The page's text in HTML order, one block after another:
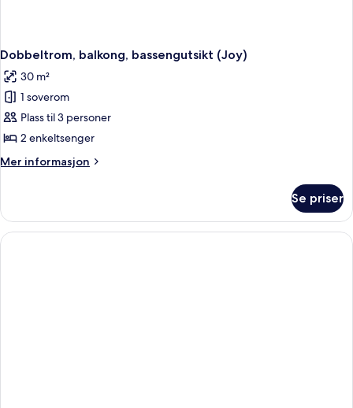
Dobbeltrom, balkong, bassengutsikt (Joy)
30 m²
1 soverom
Plass til 3 personer
2 enkeltsenger
Mer informasjon
Mer
balkong,
bassengutsikt
(Joy)
Se priser